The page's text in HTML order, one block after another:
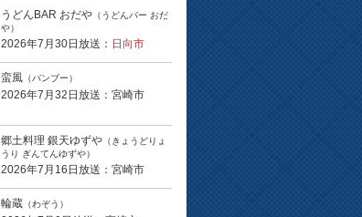
うどんBAR おだや （うどんバー おだ
や）
2026年7月30日放送： 日向市
蛮風 （バンブー）
2026年7月32日放送：宮崎市
郷土料理 銀天ゆずや （きょうどりょ
うり ぎんてんゆずや）
2026年7月16日放送：宮崎市
輪蔵 （わぞう）